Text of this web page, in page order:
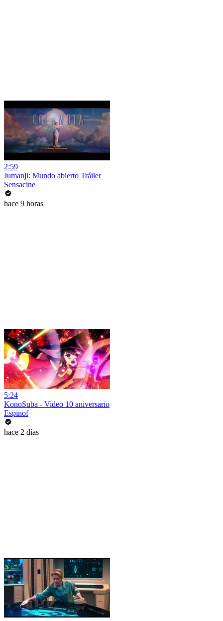
2:59
Jumanji: Mundo abierto Tráiler
Sensacine
hace 9 horas
5:24
KonoSuba - Video 10 aniversario
Espinof
hace 2 días